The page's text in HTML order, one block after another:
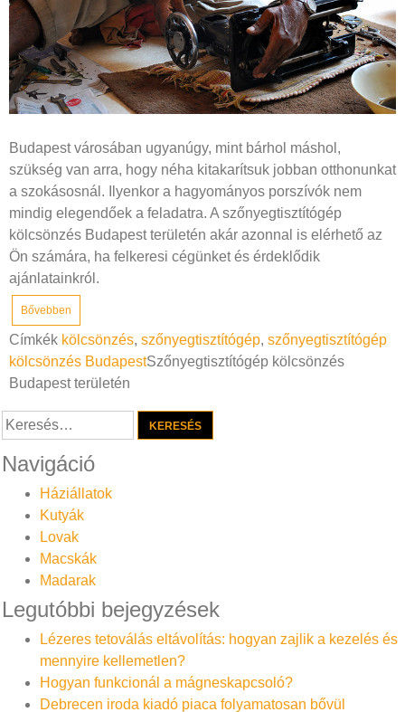
Budapest városában ugyanúgy, mint bárhol máshol,
szükség van arra, hogy néha kitakarítsuk jobban otthonunkat
a szokásosnál. Ilyenkor a hagyományos porszívók nem
mindig elegendőek a feladatra. A szőnyegtisztítógép
kölcsönzés Budapest területén akár azonnal is elérhető az
Ön számára, ha felkeresi cégünket és érdeklődik
ajánlatainkról.
Bővebben
Címkék kölcsönzés, szőnyegtisztítógép, szőnyegtisztítógép
kölcsönzés BudapestSzőnyegtisztítógép kölcsönzés
Budapest területén
Keresés:
Navigáció
Háziállatok
Kutyák
Lovak
Macskák
Madarak
Legutóbbi bejegyzések
Lézeres tetoválás eltávolítás: hogyan zajlik a kezelés és
mennyire kellemetlen?
Hogyan funkcionál a mágneskapcsoló?
Debrecen iroda kiadó piaca folyamatosan bővül